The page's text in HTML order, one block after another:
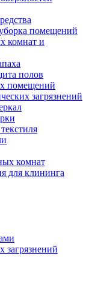
помещений
комнат и
полов
помещений
загрязнений
комнат
для клининга
загрязнений